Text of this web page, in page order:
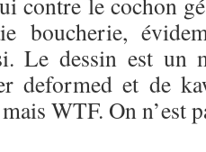
boucherie,
Le dessin est un
deformed et de
WTF. On n’est